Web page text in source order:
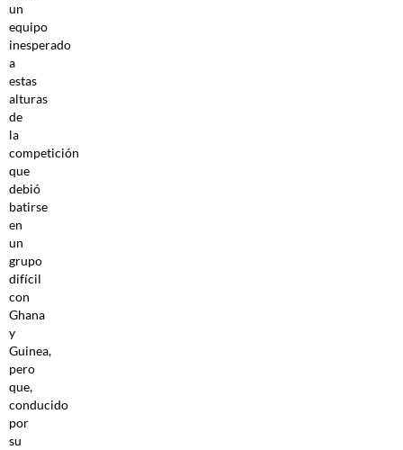
un
equipo
inesperado
a
estas
alturas
de
la
competición
que
debió
batirse
en
un
grupo
difícil
con
Ghana
y
Guinea,
pero
que,
conducido
por
su